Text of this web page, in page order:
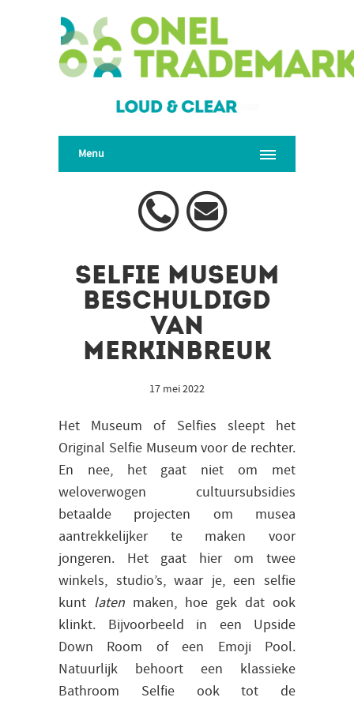
Menu
Selfie Museum
beschuldigd
van
merkinbreuk
17 mei 2022
Het Museum of Selfies sleept het
Original Selfie Museum voor de rechter.
En nee, het gaat niet om met
weloverwogen cultuursubsidies
betaalde projecten om musea
aantrekkelijker te maken voor
jongeren. Het gaat hier om twee
winkels, studio’s,waar je, een selfie
kunt laten maken, hoe gek dat ook
klinkt. Bijvoorbeeld in een Upside
Down Room of een Emoji Pool.
Natuurlijk behoort een klassieke
Bathroom Selfie ook tot de